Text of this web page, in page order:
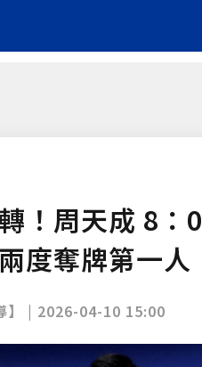
！周天成 8：
度奪牌第一人
】 | 2026-04-10 15:00